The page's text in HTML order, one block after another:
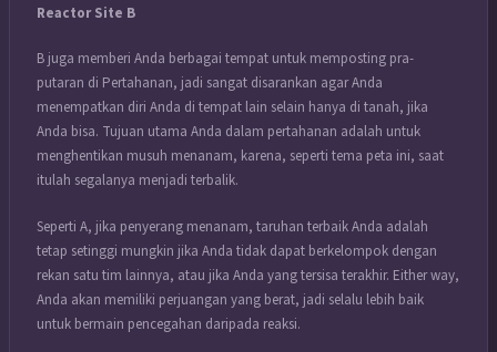
Reactor Site B
B juga memberi Anda berbagai tempat untuk memposting pra-
putaran di Pertahanan, jadi sangat disarankan agar Anda
menempatkan diri Anda di tempat lain selain hanya di tanah, jika
Anda bisa. Tujuan utama Anda dalam pertahanan adalah untuk
menghentikan musuh menanam, karena, seperti tema peta ini, saat
itulah segalanya menjadi terbalik.
Seperti A, jika penyerang menanam, taruhan terbaik Anda adalah
tetap setinggi mungkin jika Anda tidak dapat berkelompok dengan
rekan satu tim lainnya, atau jika Anda yang tersisa terakhir. Either way,
Anda akan memiliki perjuangan yang berat, jadi selalu lebih baik
untuk bermain pencegahan daripada reaksi.